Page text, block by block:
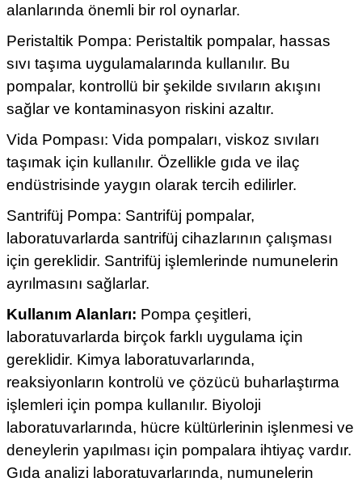
alanlarında önemli bir rol oynarlar.
Peristaltik Pompa: Peristaltik pompalar, hassas
sıvı taşıma uygulamalarında kullanılır. Bu
pompalar, kontrollü bir şekilde sıvıların akışını
sağlar ve kontaminasyon riskini azaltır.
Vida Pompası: Vida pompaları, viskoz sıvıları
taşımak için kullanılır. Özellikle gıda ve ilaç
endüstrisinde yaygın olarak tercih edilirler.
Santrifüj Pompa: Santrifüj pompalar,
laboratuvarlarda santrifüj cihazlarının çalışması
için gereklidir. Santrifüj işlemlerinde numunelerin
ayrılmasını sağlarlar.
Kullanım Alanları: Pompa çeşitleri,
laboratuvarlarda birçok farklı uygulama için
gereklidir. Kimya laboratuvarlarında,
reaksiyonların kontrolü ve çözücü buharlaştırma
işlemleri için pompa kullanılır. Biyoloji
laboratuvarlarında, hücre kültürlerinin işlenmesi ve
deneylerin yapılması için pompalara ihtiyaç vardır.
Gıda analizi laboratuvarlarında, numunelerin